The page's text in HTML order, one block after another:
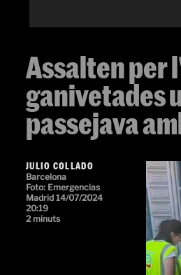
Assalten per
ganivetades
passejava
JULIO COLLADO
Barcelona
Foto: Emergencias
Madrid 14/07/2024
20:19
2 minuts